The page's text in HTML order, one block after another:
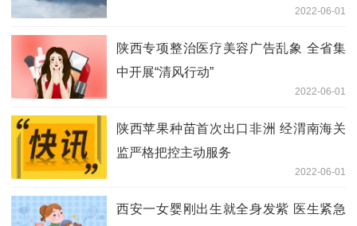
2022-06-01
陕西专项整治医疗美容广告乱象 全省集
中开展“清风行动”
2022-06-01
陕西苹果种苗首次出口非洲 经渭南海关
监严格把控主动服务
2022-06-01
西安一女婴刚出生就全身发紫 医生紧急